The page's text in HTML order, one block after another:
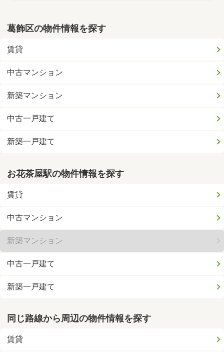
葛飾区の物件情報を探す
賃貸
中古マンション
新築マンション
中古一戸建て
新築一戸建て
お花茶屋駅の物件情報を探す
賃貸
中古マンション
新築マンション
中古一戸建て
新築一戸建て
同じ路線から周辺の物件情報を探す
賃貸